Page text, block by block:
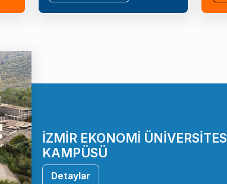
İZMİR EKONOMİ
KAMPÜSÜ
Detaylar